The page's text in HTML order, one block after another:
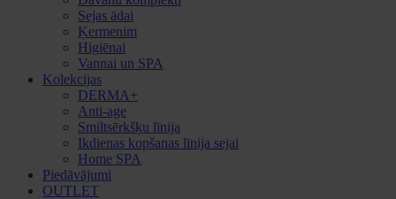
Sejas ādai
Ķermenim
Higiēnai
Vannai un SPA
Kolekcijas
DERMA+
Anti-age
Smiltsērkšķu līnija
Ikdienas kopšanas līnija sejai
Home SPA
Piedāvājumi
OUTLET